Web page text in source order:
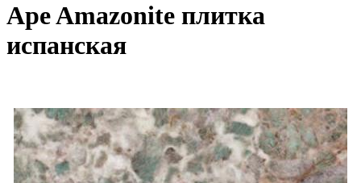
Ape Amazonite плитка
испанская